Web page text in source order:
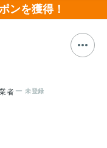
ンを獲得！
者 未登録